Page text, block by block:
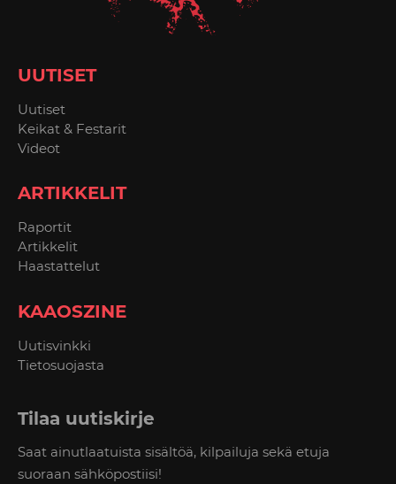
UUTISET
Uutiset
Keikat & Festarit
Videot
ARTIKKELIT
Raportit
Artikkelit
Haastattelut
KAAOSZINE
Uutisvinkki
Tietosuojasta
Tilaa uutiskirje
Saat ainutlaatuista sisältöä, kilpailuja sekä etuja
suoraan sähköpostiisi!